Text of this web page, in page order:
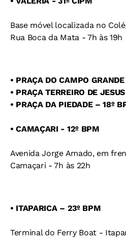
Base móvel localizada no
Rua Boca da Mata - 7h às 19h
• PRAÇA DO CAMPO
• PRAÇA TERREIRO DE
• PRAÇA DA PIEDADE – 18º
• CAMAÇARI - 12º BPM
Avenida Jorge Amado, em
Camaçari - 7h às 22h
• ITAPARICA – 23º BPM
Terminal do Ferry Boat -